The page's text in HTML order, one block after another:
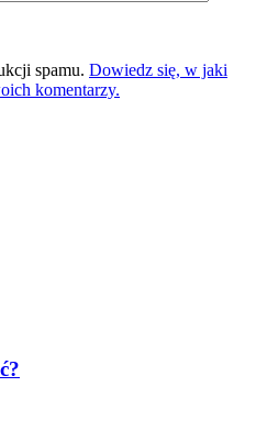
spamu. Dowiedz się, w jaki
komentarzy.